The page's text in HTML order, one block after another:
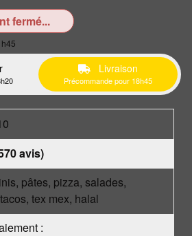
fermé...
Livraison
Précommande pour 18h45
avis)
pâtes, pizza, salades,
tex mex, halal
: